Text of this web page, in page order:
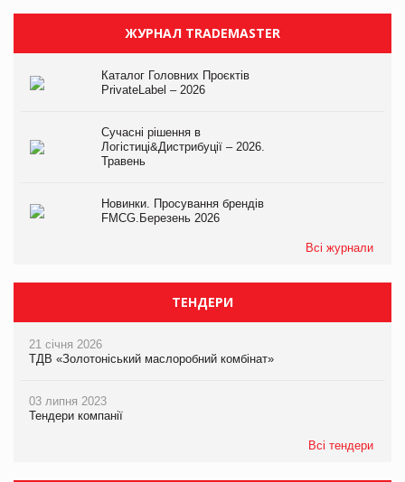
ЖУРНАЛ TRADEMASTER
Каталог Головних Проєктів
PrivateLabel – 2026
Сучасні рішення в
Логістиці&Дистрибуції – 2026.
Травень
Новинки. Просування брендів
FMCG.Березень 2026
Всі журнали
ТЕНДЕРИ
21 січня 2026
ТДВ «Золотоніський маслоробний комбінат»
03 липня 2023
Тендери компанії
Всі тендери